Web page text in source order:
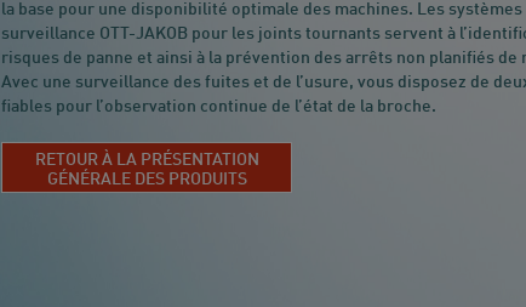
la base pour une disponibilité optimale des machines. Les systèmes
surveillance OTT-JAKOB pour les joints tournants servent à
risques de panne et ainsi à la prévention des arrêts non planifiés de
Avec une surveillance des fuites et de l’usure, vous disposez de
fiables pour l’observation continue de l’état de la broche.
RETOUR À LA PRÉSENTATION
GÉNÉRALE DES PRODUITS